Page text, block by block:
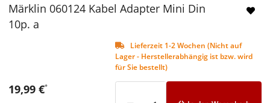
Märklin 060124 Kabel Adapter Mini Din
10p. a
Lieferzeit 1-2 Wochen (Nicht auf
Lager - Herstellerabhängig ist bzw. wird
für Sie bestellt)
19,99 €*